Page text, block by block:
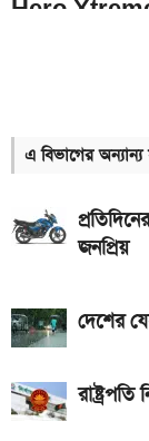
Hero Xtreme
আজকের স্বর্ণের
ইন্টার মায়ামি
আগামী সপ্তাহেই
ভালভ ইঞ্জিন ও
মালয়েশিয়ায়
পাবেন যারা
iQOO Z11-এ
এ বিভাগের অন্যান্য
জনপ্রিয়
দেশের